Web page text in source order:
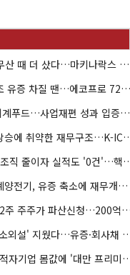
HB인베스트, IPO 무산 때 더 샀다…마키나락스 투자 2.7배 회수
에코프로비엠, 1.2조 유증 차질 땐…에코프로 7270억 '독박'
상장사 옷 벗는 신세계푸드…사업재편 성과 입증할까
NH농협생명, 금리상승에 취
신한투자증권, IPO 조직 줄
'부채비율 955%' 계양전기, 유증 축소에 재무개선 효과 '뚝'
해성에어로보틱스, 2주 주주가 파산
한국투자증권, 'SK 소외설' 지웠
글로벌테크놀로지, 적자기업 몸값